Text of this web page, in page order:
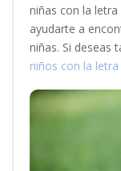
niñas con la
ayudarte a
niñas. Si deseas
niños con la letra